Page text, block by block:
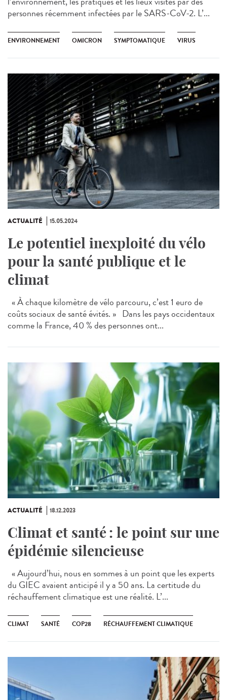
personnes récemment infectées par le SARS-CoV-2. L’...
ENVIRONNEMENT OMICRON SYMPTOMATIQUE VIRUS
ACTUALITÉ 15.05.2024
Le potentiel inexploité du vélo
pour la santé publique et le
climat
« À chaque kilomètre de vélo parcouru, c’est 1 euro de
coûts sociaux de santé évités. » Dans les pays occidentaux
comme la France, 40 % des personnes ont...
ACTUALITÉ 18.12.2023
Climat et santé : le point sur une
épidémie silencieuse
« Aujourd’hui, nous en sommes à un point que les experts
du GIEC avaient anticipé il y a 50 ans. La certitude du
réchauffement climatique est une réalité. L’...
CLIMAT SANTÉ COP28 RÉCHAUFFEMENT CLIMATIQUE